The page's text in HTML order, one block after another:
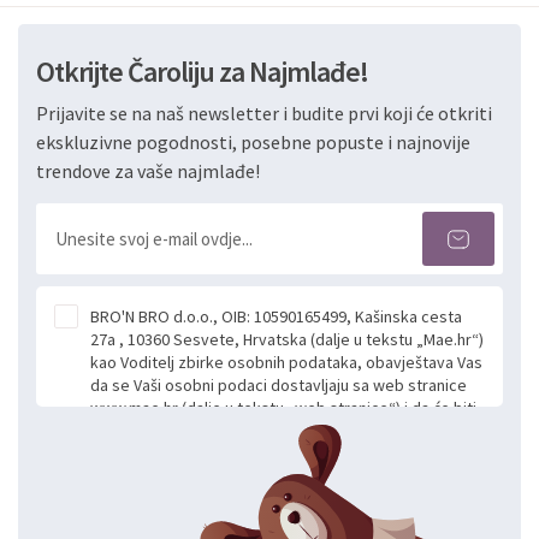
Otkrijte Čaroliju za Najmlađe!
Prijavite se na naš newsletter i budite prvi koji će otkriti
ekskluzivne pogodnosti, posebne popuste i najnovije
trendove za vaše najmlađe!
BRO'N BRO d.o.o., OIB: 10590165499, Kašinska cesta
27a , 10360 Sesvete, Hrvatska (dalje u tekstu „Mae.hr“)
kao Voditelj zbirke osobnih podataka, obavještava Vas
da se Vaši osobni podaci dostavljaju sa web stranice
www.mae.hr (dalje u tekstu „web stranice“) i da će biti
obrađeni. Prihvaćanjem ove Izjave smatra se da
slobodno i izričito dajete privolu za prikupljanje i daljnju
obradu Vaših osobnih podataka koje ustupate Mae.hr
putem ovih web stranica u svrhu odgovora i daljnje
komunikacije na Vaš upit poslan kroz kontakt obrazac.